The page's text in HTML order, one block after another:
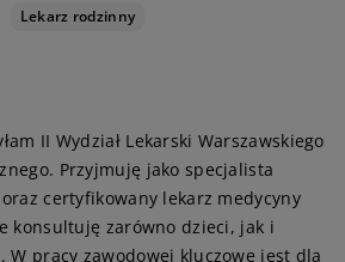
Lekarz rodzinny
II Wydział Lekarski Warszawskiego
Przyjmuję jako specjalista
certyfikowany lekarz medycyny
konsultuję zarówno dzieci, jak i
W pracy zawodowej kluczowe jest dla